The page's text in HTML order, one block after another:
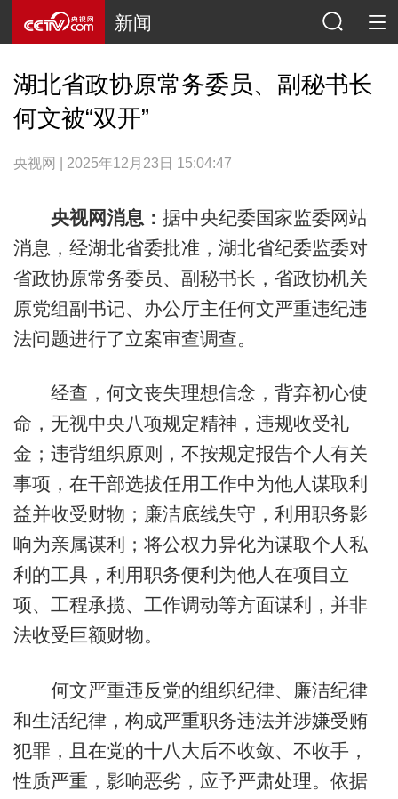
新闻
湖北省政协原常务委员、副秘书长
何文被“双开”
央视网 | 2025年12月23日 15:04:47
央视网消息： 据中央纪委国家监委网站
消息，经湖北省委批准，湖北省纪委监委对
省政协原常务委员、副秘书长，省政协机关
原党组副书记、办公厅主任何文严重违纪违
法问题进行了立案审查调查。
经查，何文丧失理想信念，背弃初心使
命，无视中央八项规定精神，违规收受礼
金；违背组织原则，不按规定报告个人有关
事项，在干部选拔任用工作中为他人谋取利
益并收受财物；廉洁底线失守，利用职务影
响为亲属谋利；将公权力异化为谋取个人私
利的工具，利用职务便利为他人在项目立
项、工程承揽、工作调动等方面谋利，并非
法收受巨额财物。
何文严重违反党的组织纪律、廉洁纪律
和生活纪律，构成严重职务违法并涉嫌受贿
犯罪，且在党的十八大后不收敛、不收手，
性质严重，影响恶劣，应予严肃处理。依据